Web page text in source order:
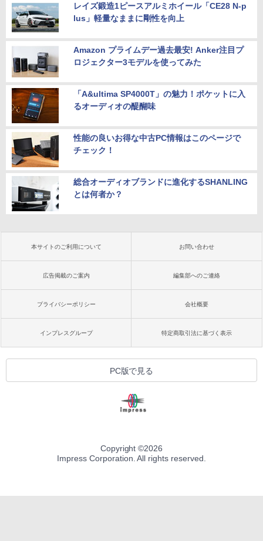
レイズ鍛造1ピースアルミホイール「CE28 N-p
lus」軽量なままに剛性を向上
Amazon プライムデー過去最安! Anker注目プ
ロジェクター3モデルを使ってみた
「A&ultima SP4000T」の魅力！ポケットに入
るオーディオの醍醐味
性能の良いお得な中古PC情報はこのページで
チェック！
総合オーディオブランドに進化するSHANLING
とは何者か？
本サイトのご利用について お問い合わせ
広告掲載のご案内 編集部へのご連絡
プライバシーポリシー 会社概要
インプレスグループ 特定商取引法に基づく表示
PC版で見る
Copyright ©2026
Impress Corporation. All rights reserved.